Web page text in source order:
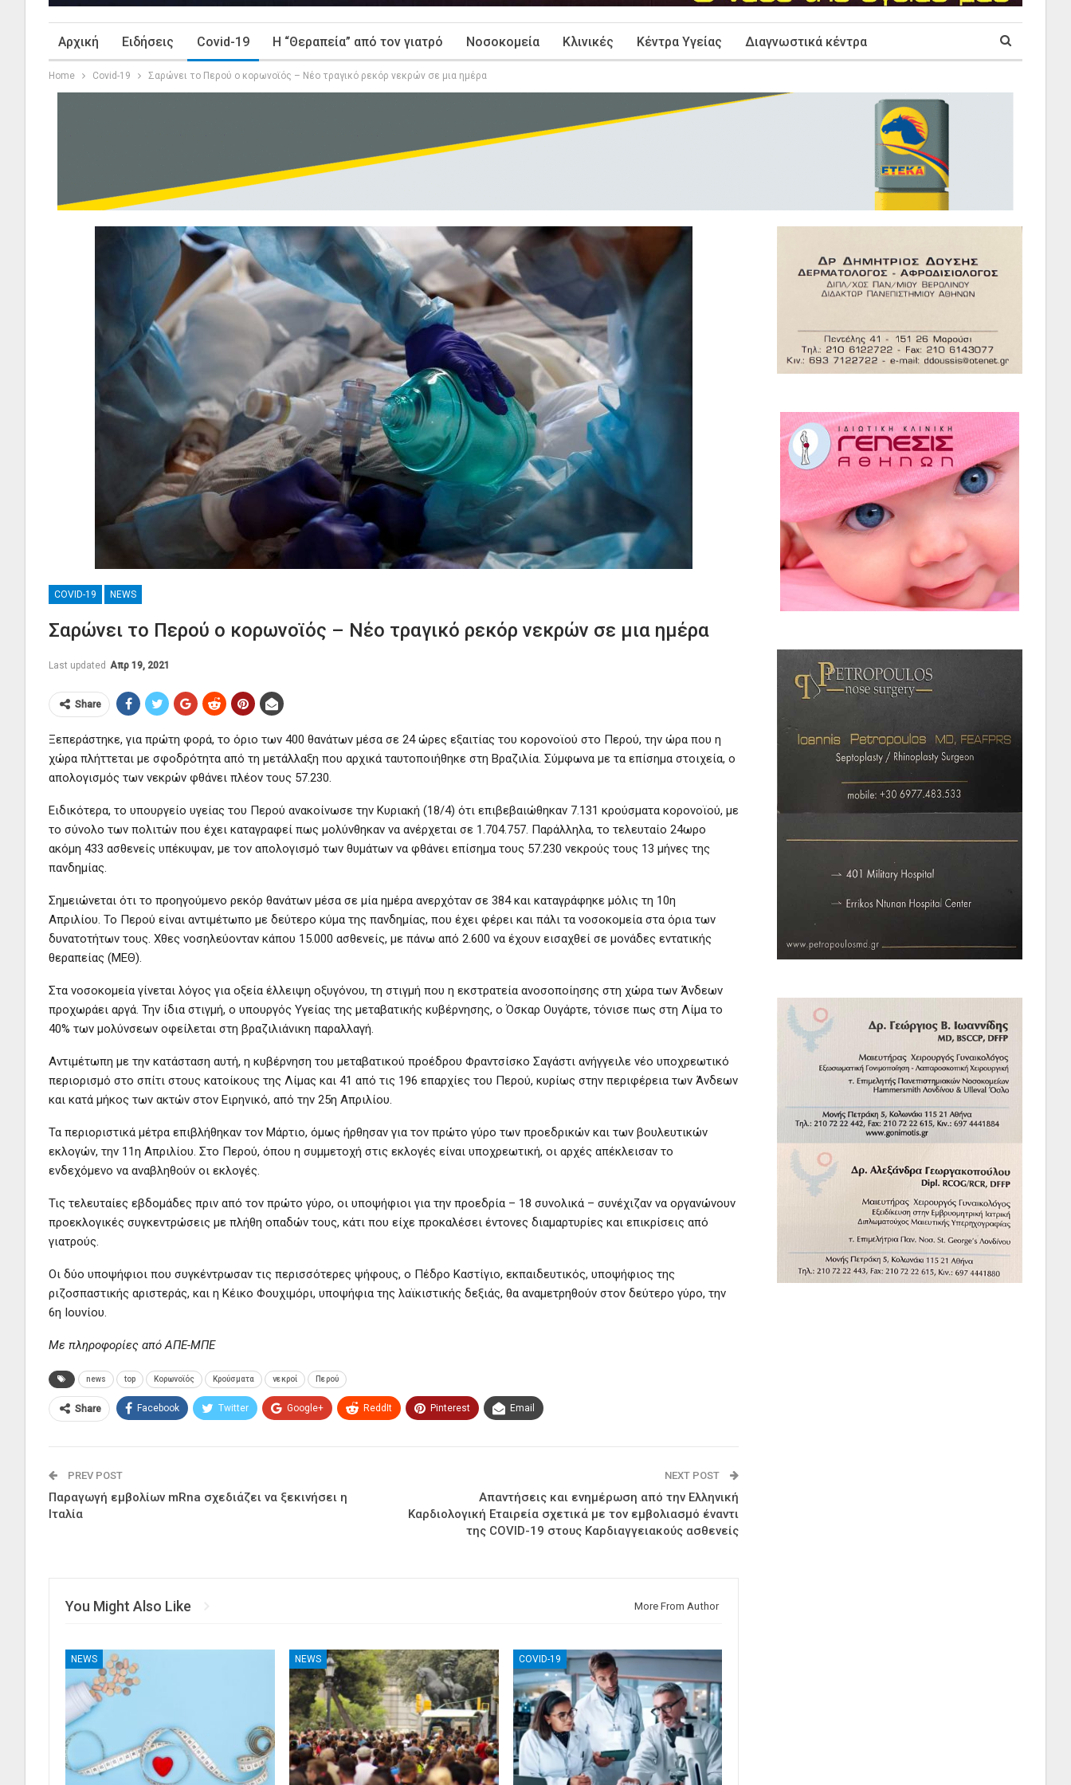
Αρχική Ειδήσεις Covid-19 Η “Θεραπεία” από τον γιατρό Νοσοκομεία Κλινικές Κέντρα Υγείας Διαγνωστικά κέντρα
Home Covid-19 Σαρώνει το Περού ο κορωνοϊός – Νέο τραγικό ρεκόρ νεκρών σε μια ημέρα
COVID-19 NEWS
Σαρώνει το Περού ο κορωνοϊός – Νέο τραγικό ρεκόρ νεκρών σε μια ημέρα
Last updated Απρ 19, 2021
Share
Ξεπεράστηκε, για πρώτη φορά, το όριο των 400 θανάτων μέσα σε 24 ώρες εξαιτίας του κορονοϊού στο Περού, την ώρα που η
χώρα πλήττεται με σφοδρότητα από τη μετάλλαξη που αρχικά ταυτοποιήθηκε στη Βραζιλία. Σύμφωνα με τα επίσημα στοιχεία, ο
απολογισμός των νεκρών φθάνει πλέον τους 57.230.
Ειδικότερα, το υπουργείο υγείας του Περού ανακοίνωσε την Κυριακή (18/4) ότι επιβεβαιώθηκαν 7.131 κρούσματα κορονοϊού, με
το σύνολο των πολιτών που έχει καταγραφεί πως μολύνθηκαν να ανέρχεται σε 1.704.757. Παράλληλα, το τελευταίο 24ωρο
ακόμη 433 ασθενείς υπέκυψαν, με τον απολογισμό των θυμάτων να φθάνει επίσημα τους 57.230 νεκρούς τους 13 μήνες της
πανδημίας.
Σημειώνεται ότι το προηγούμενο ρεκόρ θανάτων μέσα σε μία ημέρα ανερχόταν σε 384 και καταγράφηκε μόλις τη 10η
Απριλίου. Το Περού είναι αντιμέτωπο με δεύτερο κύμα της πανδημίας, που έχει φέρει και πάλι τα νοσοκομεία στα όρια των
δυνατοτήτων τους. Χθες νοσηλεύονταν κάπου 15.000 ασθενείς, με πάνω από 2.600 να έχουν εισαχθεί σε μονάδες εντατικής
θεραπείας (ΜΕΘ).
Στα νοσοκομεία γίνεται λόγος για οξεία έλλειψη οξυγόνου, τη στιγμή που η εκστρατεία ανοσοποίησης στη χώρα των Άνδεων
προχωράει αργά. Την ίδια στιγμή, ο υπουργός Υγείας της μεταβατικής κυβέρνησης, ο Όσκαρ Ουγάρτε, τόνισε πως στη Λίμα το
40% των μολύνσεων οφείλεται στη βραζιλιάνικη παραλλαγή.
Αντιμέτωπη με την κατάσταση αυτή, η κυβέρνηση του μεταβατικού προέδρου Φραντσίσκο Σαγάστι ανήγγειλε νέο υποχρεωτικό
περιορισμό στο σπίτι στους κατοίκους της Λίμας και 41 από τις 196 επαρχίες του Περού, κυρίως στην περιφέρεια των Άνδεων
και κατά μήκος των ακτών στον Ειρηνικό, από την 25η Απριλίου.
Τα περιοριστικά μέτρα επιβλήθηκαν τον Μάρτιο, όμως ήρθησαν για τον πρώτο γύρο των προεδρικών και των βουλευτικών
εκλογών, την 11η Απριλίου. Στο Περού, όπου η συμμετοχή στις εκλογές είναι υποχρεωτική, οι αρχές απέκλεισαν το
ενδεχόμενο να αναβληθούν οι εκλογές.
Τις τελευταίες εβδομάδες πριν από τον πρώτο γύρο, οι υποψήφιοι για την προεδρία – 18 συνολικά – συνέχιζαν να οργανώνουν
προεκλογικές συγκεντρώσεις με πλήθη οπαδών τους, κάτι που είχε προκαλέσει έντονες διαμαρτυρίες και επικρίσεις από
γιατρούς.
Οι δύο υποψήφιοι που συγκέντρωσαν τις περισσότερες ψήφους, ο Πέδρο Καστίγιο, εκπαιδευτικός, υποψήφιος της
ριζοσπαστικής αριστεράς, και η Κέικο Φουχιμόρι, υποψήφια της λαϊκιστικής δεξιάς, θα αναμετρηθούν στον δεύτερο γύρο, την
6η Ιουνίου.
Με πληροφορίες από ΑΠΕ-ΜΠΕ
news top Κορωνοϊός Κρούσματα νεκροί Περού
Share Facebook Twitter Google+ ReddIt Pinterest Email
PREV POST
Παραγωγή εμβολίων mRna σχεδιάζει να ξεκινήσει η
Ιταλία
NEXT POST
Απαντήσεις και ενημέρωση από την Ελληνική
Καρδιολογική Εταιρεία σχετικά με τον εμβολιασμό έναντι
της COVID-19 στους Καρδιαγγειακούς ασθενείς
You Might Also Like More From Author
NEWS NEWS COVID-19